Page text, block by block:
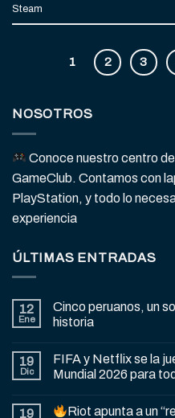
Steam
1 2 3
NOSOTROS
Conoce nuestro centro
GameClub. Contamos con
PlayStation, y todo lo
experiencia
ÚLTIMAS ENTRADAS
12
Ene
Cinco peruanos, un
historia
19
Dic
FIFA y Netflix se la
Mundial 2026 para
19 Riot apunta a un